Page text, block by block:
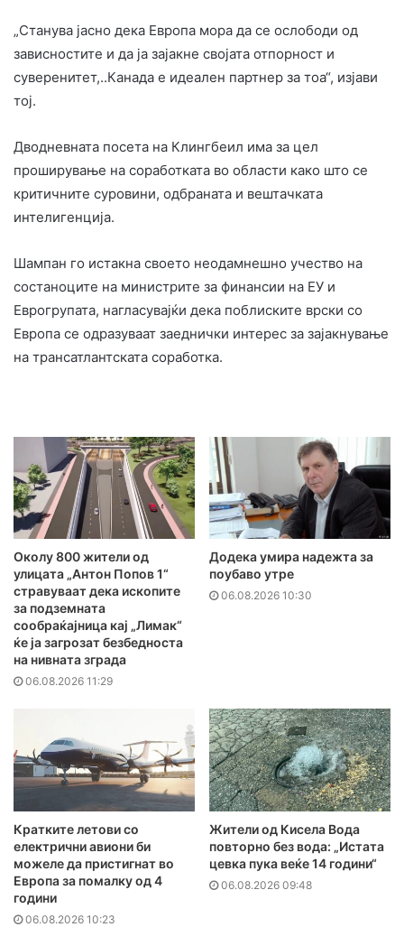
„Станува јасно дека Европа мора да се ослободи од
зависностите и да ја зајакне својата отпорност и
суверенитет,..Канада е идеален партнер за тоа“, изјави
тој.
Дводневната посета на Клингбеил има за цел
проширување на соработката во области како што се
критичните суровини, одбраната и вештачката
интелигенција.
Шампан го истакна своето неодамнешно учество на
состаноците на министрите за финансии на ЕУ и
Еврогрупата, нагласувајќи дека поблиските врски со
Европа се одразуваат заеднички интерес за зајакнување
на трансатлантската соработка.
Околу 800 жители од
улицата „Антон Попов 1“
стравуваат дека ископите
за подземната
сообраќајница кај „Лимак“
ќе ја загрозат безбедноста
на нивната зграда
06.08.2026 11:29
Додека умира надежта за
поубаво утре
06.08.2026 10:30
Кратките летови со
електрични авиони би
можеле да пристигнат во
Европа за помалку од 4
години
06.08.2026 10:23
Жители од Кисела Вода
повторно без вода: „Истата
цевка пука веќе 14 години“
06.08.2026 09:48